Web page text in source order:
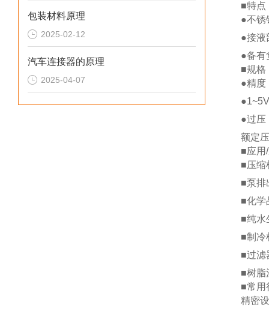
包装材料原理
2025-02-12
汽车连接器的原理
2025-04-07
■特点
●不锈
●接液
●备有
■规格
●精度
●过压
额定
■应用
■压缩
■泵排
■化学
■纯水
■制冷
■过滤
■树脂
■常用
精密